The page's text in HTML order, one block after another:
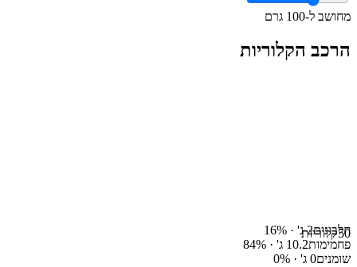
מחושב ל-100 גרם
הרכב הקלוריות
50קלוריות
חלבונים2ג' · 16%
פחמימות10.2 ג' · 84%
שומנים0 ג' · 0%